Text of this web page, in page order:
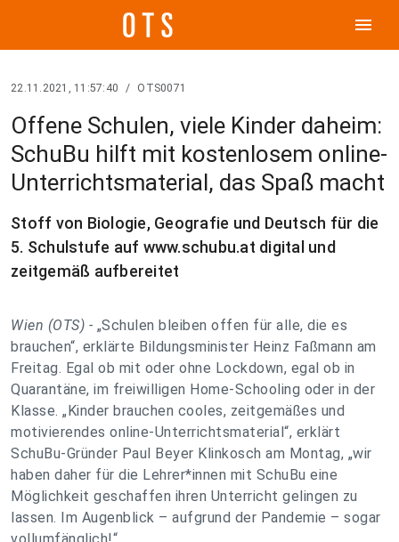
menu
22.11.2021, 11:57:40 / OTS0071
Offene Schulen, viele Kinder daheim:
SchuBu hilft mit kostenlosem online-
Unterrichtsmaterial, das Spaß macht
Stoff von Biologie, Geografie und Deutsch für die
5. Schulstufe auf www.schubu.at digital und
zeitgemäß aufbereitet
Wien (OTS) - „Schulen bleiben offen für alle, die es
brauchen“, erklärte Bildungsminister Heinz Faßmann am
Freitag. Egal ob mit oder ohne Lockdown, egal ob in
Quarantäne, im freiwilligen Home-Schooling oder in der
Klasse. „Kinder brauchen cooles, zeitgemäßes und
motivierendes online-Unterrichtsmaterial“, erklärt
SchuBu-Gründer Paul Beyer Klinkosch am Montag, „wir
haben daher für die Lehrer*innen mit SchuBu eine
Möglichkeit geschaffen ihren Unterricht gelingen zu
lassen. Im Augenblick – aufgrund der Pandemie – sogar